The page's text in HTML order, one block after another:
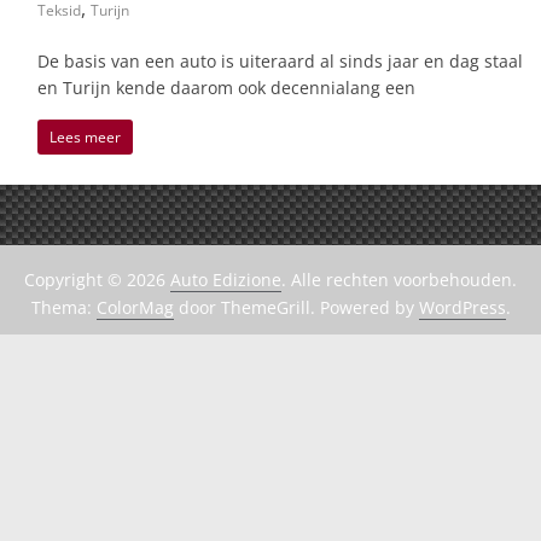
Teksid, Turijn
De basis van een auto is uiteraard al sinds jaar en dag staal
en Turijn kende daarom ook decennialang een
Lees meer
Copyright © 2026 Auto Edizione. Alle rechten voorbehouden.
Thema: ColorMag door ThemeGrill. Powered by WordPress.